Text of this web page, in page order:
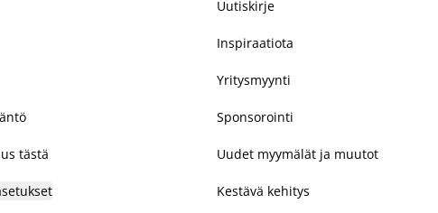
tästä
Uutiskirje
Inspiraatiota
Yritysmyynti
Sponsorointi
Uudet myymälät ja muutot
Kestävä kehitys